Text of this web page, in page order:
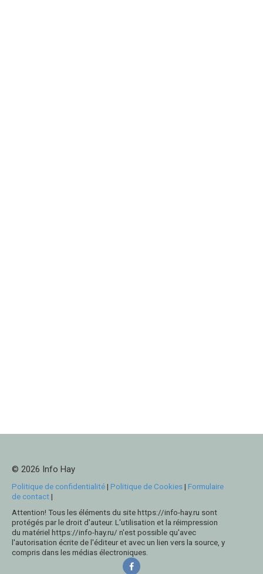
© 2026 Info Hay
Politique de confidentialité| Politique de Cookies| Formulaire
de contact|
Attention! Tous les éléments du site https://info-hay.ru sont
protégés par le droit d'auteur. L'utilisation et la réimpression
du matériel https://info-hay.ru/ n'est possible qu'avec
l'autorisation écrite de l'éditeur et avec un lien vers la source, y
compris dans les médias électroniques.